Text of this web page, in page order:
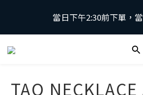
當日下午2:30前下單，
當日下午2:30前下單，
\ 日本第一磁石領導品牌 |
繃肌肉。
TAO NECKLACE